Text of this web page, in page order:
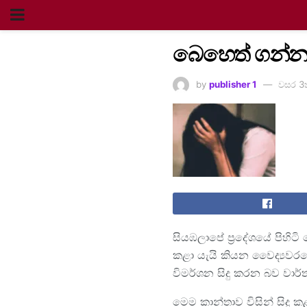
බෙහෙත් ගන්න
by publisher 1 වසර
සියඹලාපේ ප්‍රදේශයේ
කළා යැයි කියන
විමර්ශන සිදු කරන බව
මෙම කාන්තාව විසින් සිදු